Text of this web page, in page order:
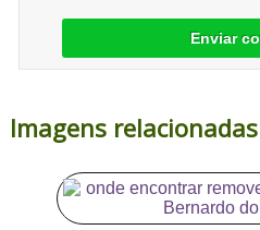
Enviar
Imagens relacionadas